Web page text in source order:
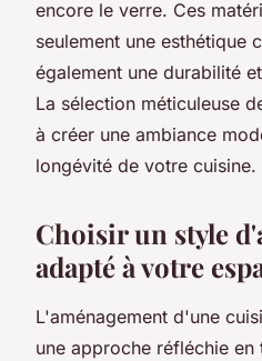
encore le verre. Ces
seulement une esthétique
également une durabilité
La sélection méticuleuse
à créer une ambiance
longévité de votre cuisine.
Choisir un style
adapté à votre
L'aménagement d'une
une approche réfléchie en